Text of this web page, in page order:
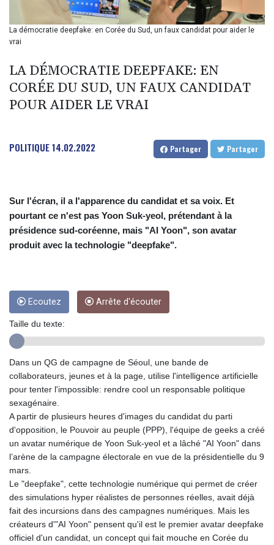
BTN 95.145446
BWP 13.521485
BZD 2.010681
CDF
CLP 915.879602
CNY 6.74905
CRC 454.762008
CUC 1
CUP 26.5
ERN 15
ETB 161.364703
EUR 0.867801
FJD 2.214902
FKP 0.742819
GEL 2.61504
GGP 0.742819
GHS 11.735003
GIP 0.742819
GNF
8779.999627
GTQ 7.628337
GYD 209.158083
HKD 7.84445
La démocratie deepfake: en Corée du Sud, un faux candidat pour aider le
vrai
LA DÉMOCRATIE DEEPFAKE: EN
CORÉE DU SUD, UN FAUX CANDIDAT
POUR AIDER LE VRAI
POLITIQUE14.02.2022 Partager Partager
Sur l'écran, il a l'apparence du candidat et sa voix. Et
pourtant ce n'est pas Yoon Suk-yeol, prétendant à la
présidence sud-coréenne, mais "AI Yoon", son avatar
produit avec la technologie "deepfake".
Ecoutez Arrête d'écouter
Taille du texte:
Dans un QG de campagne de Séoul, une bande de
collaborateurs, jeunes et à la page, utilise l'intelligence artificielle
pour tenter l'impossible: rendre cool un responsable politique
sexagénaire.
A partir de plusieurs heures d'images du candidat du parti
d'opposition, le Pouvoir au peuple (PPP), l'équipe de geeks a créé
un avatar numérique de Yoon Suk-yeol et a lâché "AI Yoon" dans
l’arène de la campagne électorale en vue de la présidentielle du 9
mars.
Le "deepfake", cette technologie numérique qui permet de créer
des simulations hyper réalistes de personnes réelles, avait déjà
fait des incursions dans des campagnes numériques. Mais les
créateurs d'"AI Yoon" pensent qu'il est le premier avatar deepfake
officiel d'un candidat, un concept qui fait mouche en Corée du